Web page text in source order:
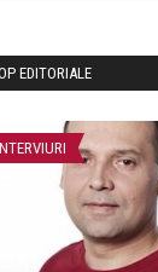
EDITORIALE